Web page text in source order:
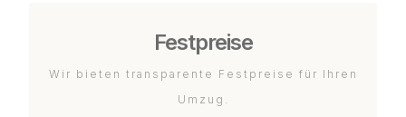
Festpreise
Wir bieten transparente Festpreise für Ihren
Umzug.